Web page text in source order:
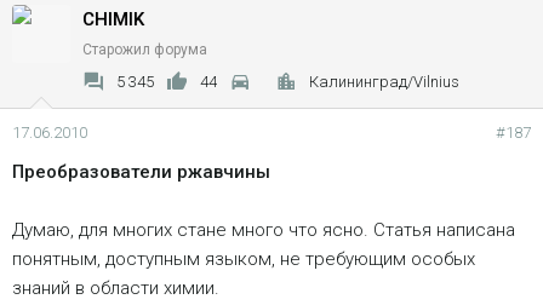
CHIMIK
Старожил форума
5 345 44 Калининград/Vilnius
17.06.2010 #187
Преобразователи ржавчины
Думаю, для многих стане много что ясно. Статья написана
понятным, доступным языком, не требующим особых
знаний в области химии.